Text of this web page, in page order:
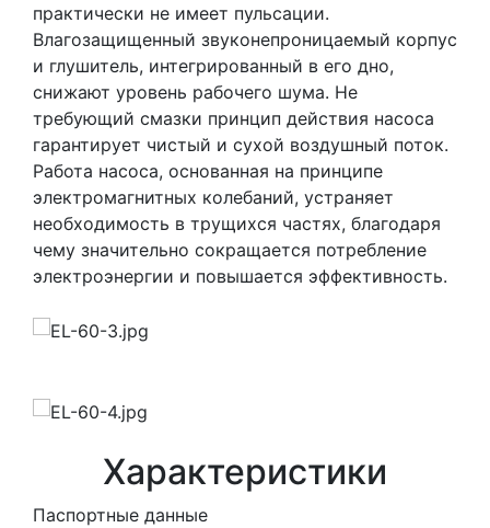
практически не имеет пульсации.
Влагозащищенный звуконепроницаемый корпус
и глушитель, интегрированный в его дно,
снижают уровень рабочего шума. Не
требующий смазки принцип действия насоса
гарантирует чистый и сухой воздушный поток.
Работа насоса, основанная на принципе
электромагнитных колебаний, устраняет
необходимость в трущихся частях, благодаря
чему значительно сокращается потребление
электроэнергии и повышается эффективность.
Характеристики
Паспортные данные